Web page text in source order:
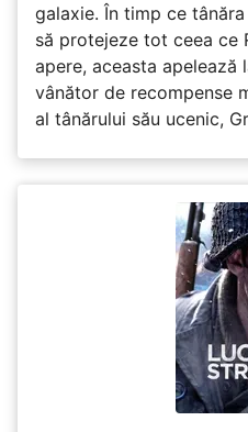
galaxie. În timp ce
să protejeze tot ceea ce
apere, aceasta apelează
vânător de recompense
al tânărului său ucenic,